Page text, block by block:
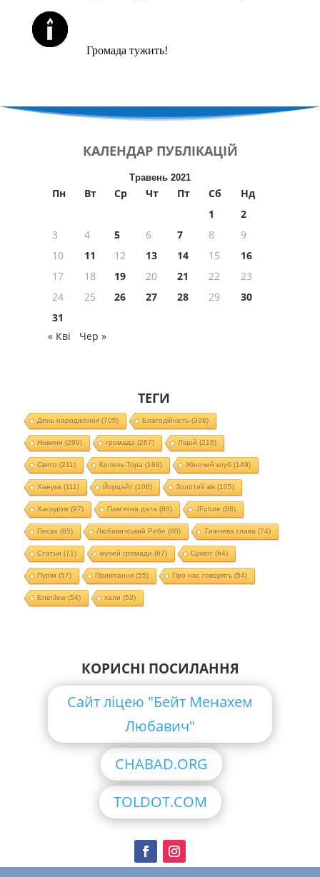
Громада тужить!
КАЛЕНДАР ПУБЛІКАЦІЙ
Травень 2021
Пн Вт Ср Чт Пт Сб
Нд
1
2
3
4 5 6 7 8
9
10
11 12 13 14 15
16
17
18 19 20 21 22
23
24
25 26 27 28 29
30
31
« Кві
Чер »
ТЕГИ
День народження(705) Благодійність(308)
Новини (299) громада (267) Ліцей (216)
Свято (211) Колель Тора (188) Жіночий клуб (149)
Ханука (111) Йорцайт (108) Золотий вік(105)
Хасидізм (97) Пам'ятна дата (88) JFuture (88)
Песах(85) Любавичський Ребе (80) Тижнева глава (74)
Статьи (71) музей громади (67) Суккот (64)
Пурім (57) Привітання(55) Про нас говорять(54)
EnerJew(54) хали (53)
КОРИСНІ ПОСИЛАННЯ
Сайт ліцею "Бейт Менахем
Любавич"
CHABAD.ORG
TOLDOT.COM